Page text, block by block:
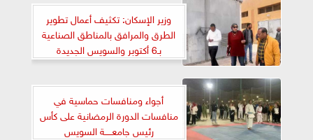
وزير الإسكان: تكثيف أعمال تطوير
الطرق والمرافق بالمناطق الصناعية
بـ6 أكتوبر والسويس الجديدة
أجواء ومنافسات حماسية في
منافسات الدورة الرمضانية على كأس
رئيس جامعـــــة السويس